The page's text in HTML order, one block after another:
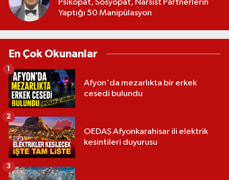
Psikopat, Sosyopat, Narsist Partnerlerin
Yaptığı 50 Manipülasyon
En Çok Okunanlar
Afyon'da mezarlıkta bir erkek
cesedi bulundu
1
OEDAŞ Afyonkarahisar ili elektrik
kesintileri duyurusu
2
3